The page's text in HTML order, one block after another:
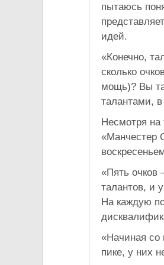
пытаюсь
идей.
«Конечно,
сколько
мощь)? Вы
талантами,
Несмотря на
«Манчестер
«Пять очков
талантов, и
На каждую
«Начиная со
пике, у них